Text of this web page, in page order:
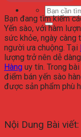
Bạn đang tìm kiếm
Yến sào, với hàm
sức khỏe, ngày càng
người ưa chuộng. Tại
lượng trở nên dễ
Hàng uy tín. Trong
điểm bán yến sào
được sản phẩm phù
Nội Dung Bài viết: